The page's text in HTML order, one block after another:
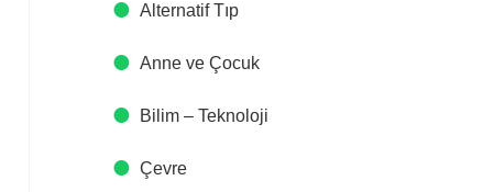
Alternatif Tıp
Anne ve Çocuk
Bilim – Teknoloji
Çevre